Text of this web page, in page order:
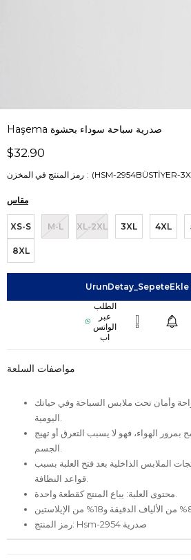
Haşema صدرية سباحة سوداء بحشوة
$32.90
رمز المنتج في المخزن (HSM-2954BÜSTİYER-
مقاس
XS-S M-L XL-2XL 3XL 4XL
8XL
مواصفات السلعة
وأمان تحت ملابس السباحة وفي حياتك
الهواء، فهو لا يسبب التعرق أو تهيج
الملابس الداخلية بعد فتح العلبة بسبب
رمز المنتج: Hsm-2954 صدرية